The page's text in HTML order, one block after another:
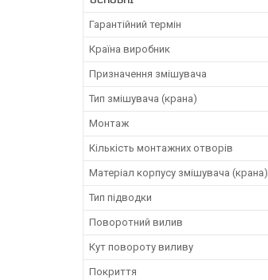
Гарантійний термін
Країна виробник
Призначення змішувача
Тип змішувача (крана)
Монтаж
Кількість монтажних отворів
Матеріал корпусу змішувача (крана)
Тип підводки
Поворотний вилив
Кут повороту виливу
Покриття